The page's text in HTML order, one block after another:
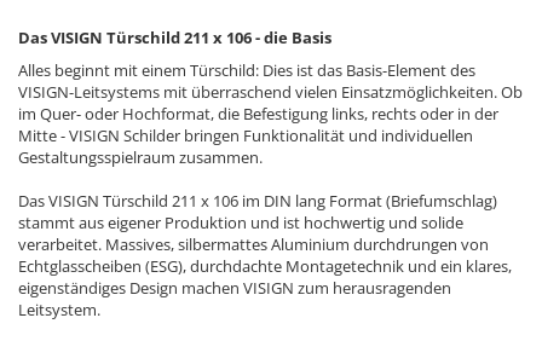
Das VISIGN Türschild 211 x 106 - die Basis
Alles beginnt mit einem Türschild: Dies ist das Basis-Element des
VISIGN-Leitsystems mit überraschend vielen Einsatzmöglichkeiten. Ob
im Quer- oder Hochformat, die Befestigung links, rechts oder in der
Mitte - VISIGN Schilder bringen Funktionalität und individuellen
Gestaltungsspielraum zusammen.
Das VISIGN Türschild 211 x 106 im DIN lang Format (Briefumschlag)
stammt aus eigener Produktion und ist hochwertig und solide
verarbeitet. Massives, silbermattes Aluminium durchdrungen von
Echtglasscheiben (ESG), durchdachte Montagetechnik und ein klares,
eigenständiges Design machen VISIGN zum herausragenden
Leitsystem.